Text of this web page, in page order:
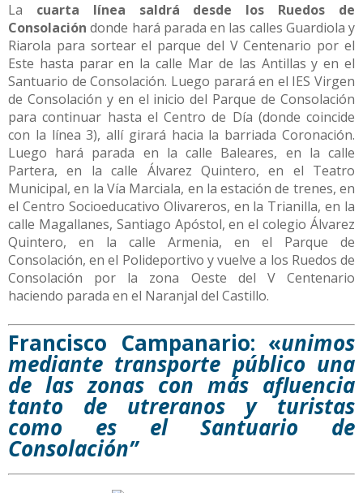
La cuarta línea saldrá desde los Ruedos de
Consolación donde hará parada en las calles Guardiola y
Riarola para sortear el parque del V Centenario por el
Este hasta parar en la calle Mar de las Antillas y en el
Santuario de Consolación. Luego parará en el IES Virgen
de Consolación y en el inicio del Parque de Consolación
para continuar hasta el Centro de Día (donde coincide
con la línea 3), allí girará hacia la barriada Coronación.
Luego hará parada en la calle Baleares, en la calle
Partera, en la calle Álvarez Quintero, en el Teatro
Municipal, en la Vía Marciala, en la estación de trenes, en
el Centro Socioeducativo Olivareros, en la Trianilla, en la
calle Magallanes, Santiago Apóstol, en el colegio Álvarez
Quintero, en la calle Armenia, en el Parque de
Consolación, en el Polideportivo y vuelve a los Ruedos de
Consolación por la zona Oeste del V Centenario
haciendo parada en el Naranjal del Castillo.
Francisco Campanario: «unimos
mediante transporte público una
de las zonas con más afluencia
tanto de utreranos y turistas
como es el Santuario de
Consolación”